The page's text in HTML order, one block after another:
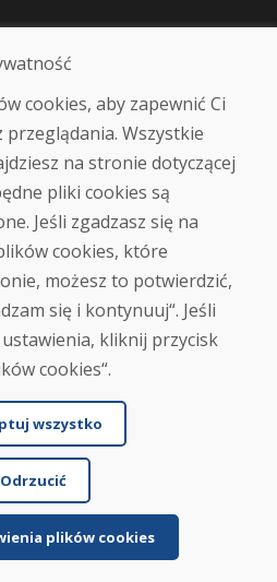
towaru
danych osobowych
wszystkie prawa zastrzeżone
cookies, aby zapewnić Ci
przeglądania. Wszystkie
na stronie dotyczącej
pliki cookies są
Jeśli zgadzasz się na
cookies, które
możesz to potwierdzić,
się i kontynuuj“. Jeśli
kliknij przycisk
cookies“.
wszystko
Odrzucić
plików cookies